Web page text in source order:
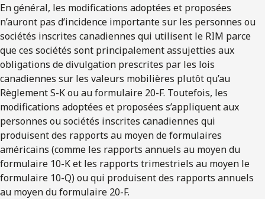
En général, les modifications adoptées et proposées
n’auront pas d’incidence importante sur les personnes ou
sociétés inscrites canadiennes qui utilisent le RIM parce
que ces sociétés sont principalement assujetties aux
obligations de divulgation prescrites par les lois
canadiennes sur les valeurs mobilières plutôt qu’au
Règlement S-K ou au formulaire 20-F. Toutefois, les
modifications adoptées et proposées s’appliquent aux
personnes ou sociétés inscrites canadiennes qui
produisent des rapports au moyen de formulaires
américains (comme les rapports annuels au moyen du
formulaire 10-K et les rapports trimestriels au moyen le
formulaire 10-Q) ou qui produisent des rapports annuels
au moyen du formulaire 20-F.